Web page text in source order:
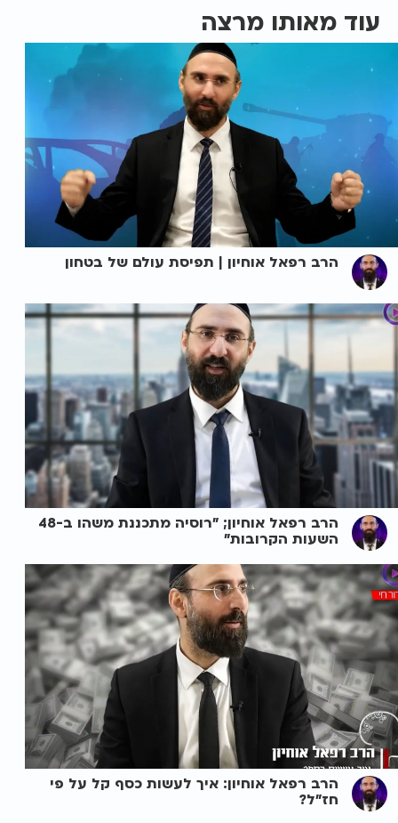
עוד מאותו מרצה
הרב רפאל אוחיון | תפיסת עולם של בטחון
הרב רפאל אוחיון; "רוסיה מתכננת משהו ב-48
השעות הקרובות"
הרב רפאל אוחיון: איך לעשות כסף קל על פי
חז"ל?